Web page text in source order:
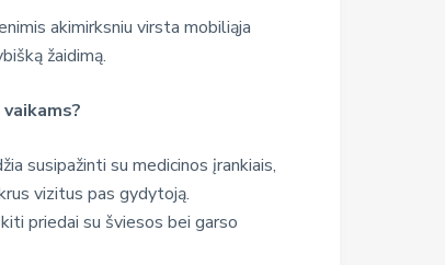
akimirksniu virsta mobiliąja
žaidimą.
susipažinti su medicinos įrankiais,
vizitus pas gydytoją.
priedai su šviesos bei garso